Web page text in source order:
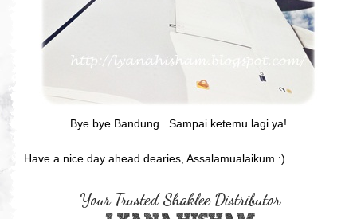
Bye bye Bandung.. Sampai ketemu lagi ya!
Have a nice day ahead dearies, Assalamualaikum :)